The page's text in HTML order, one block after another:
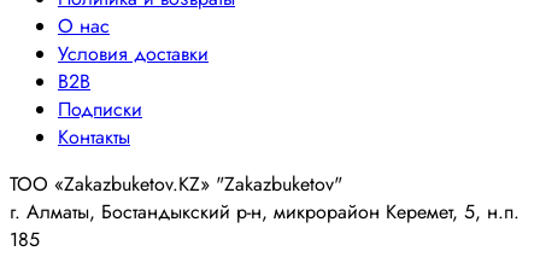
О нас
Условия доставки
B2B
Подписки
Контакты
ТОО «Zakazbuketov.KZ» "Zakazbuketov"
г. Алматы, Бостандыкский р-н, микрорайон Керемет, 5, н.п.
185